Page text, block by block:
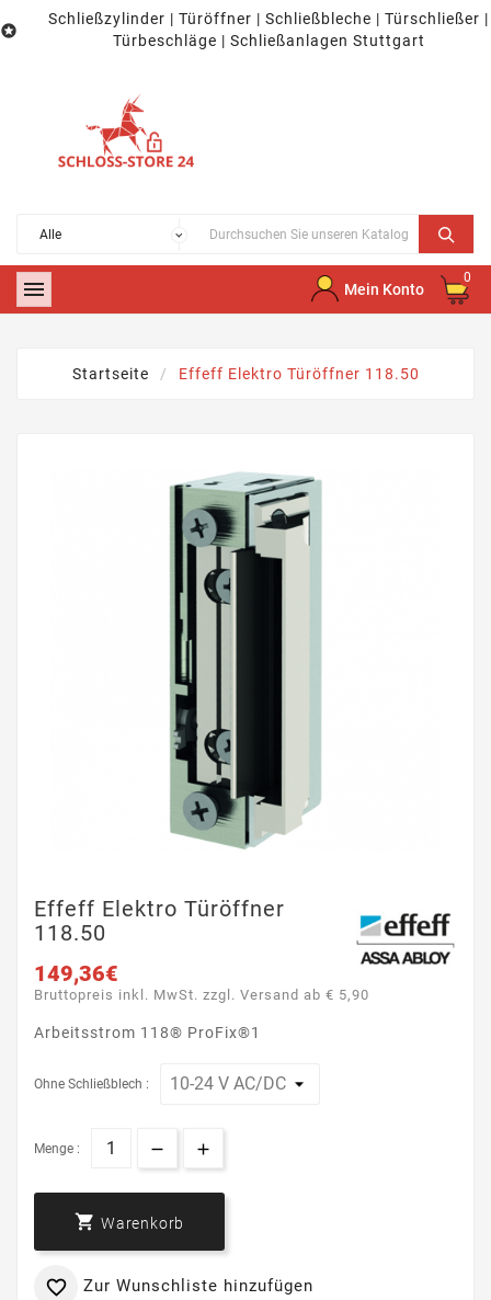

Schließzylinder | Türöffner | Schließbleche | Türschließer |
Türbeschläge | Schließanlagen Stuttgart
 Mein Konto
0
Startseite Effeff Elektro Türöffner 118.50
Effeff Elektro Türöffner
118.50
149,36€
Bruttopreis inkl. MwSt. zzgl. Versand ab € 5,90
Arbeitsstrom 118® ProFix®1
Ohne Schließblech :
Menge :
 Warenkorb
 Zur Wunschliste hinzufügen